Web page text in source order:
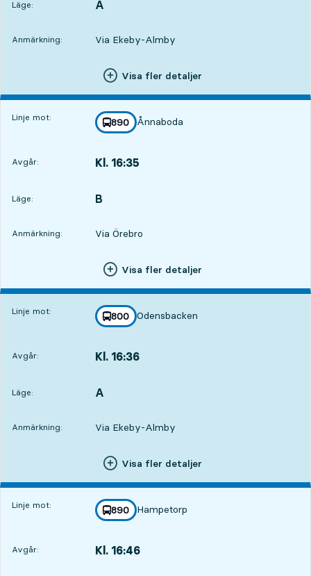
Läge:
LÄGE, A
,
Anmärkning: Via Ekeby-Almby
Visa fler detaljer
Linje mot: linje
890
mot
Ånnaboda
,
Avgår: Kl. 16:35
Läge:
LÄGE, B
,
Anmärkning: Via Örebro
Visa fler detaljer
Linje mot: linje
800
mot
Odensbacken
,
Avgår: Kl. 16:36
Läge:
LÄGE, A
,
Anmärkning: Via Ekeby-Almby
Visa fler detaljer
Linje mot: linje
890
mot
Hampetorp
,
Avgår: Kl. 16:46